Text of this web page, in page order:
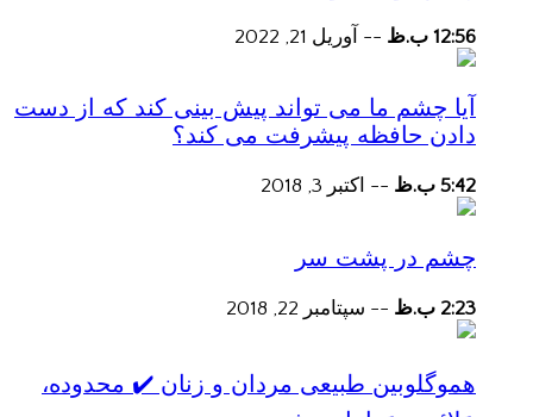
12:56 ب.ظ -- آوریل 21, 2022
آیا چشم ما می تواند پیش بینی کند که از دست
دادن حافظه پیشرفت می کند؟
5:42 ب.ظ -- اکتبر 3, 2018
چشم در پشت سر
2:23 ب.ظ -- سپتامبر 22, 2018
هموگلوبین طبیعی مردان و زنان ✔️ محدوده،